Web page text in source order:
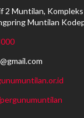
2 Muntilan,
Muntilan